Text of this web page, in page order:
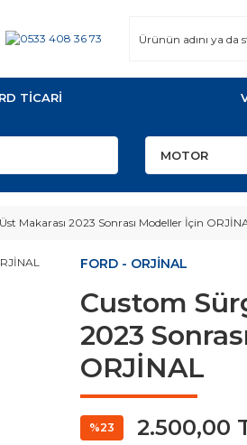
TİCARİ
Makarası 2023 Sonrası Modeller İçin
FORD - ORJİNAL
Custom
2023
ORJİNAL
%23 2.500,00